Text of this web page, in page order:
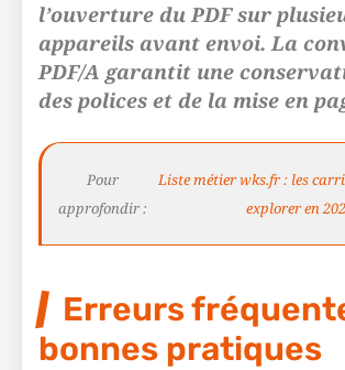
l’ouverture du PDF sur
appareils avant envoi. La
PDF/A garantit une
des polices et de la mise en
Pour
approfondir :
Liste métier wks.fr : les
explorer en
Erreurs
bonnes pratiques